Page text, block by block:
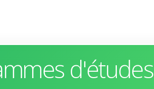
d'études